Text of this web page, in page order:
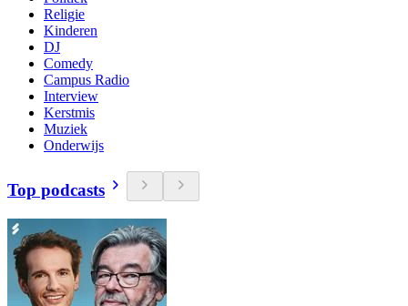
Religie
Kinderen
DJ
Comedy
Campus Radio
Interview
Kerstmis
Muziek
Onderwijs
Top podcasts